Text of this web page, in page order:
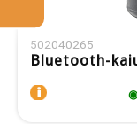
502040265
Bluetooth-